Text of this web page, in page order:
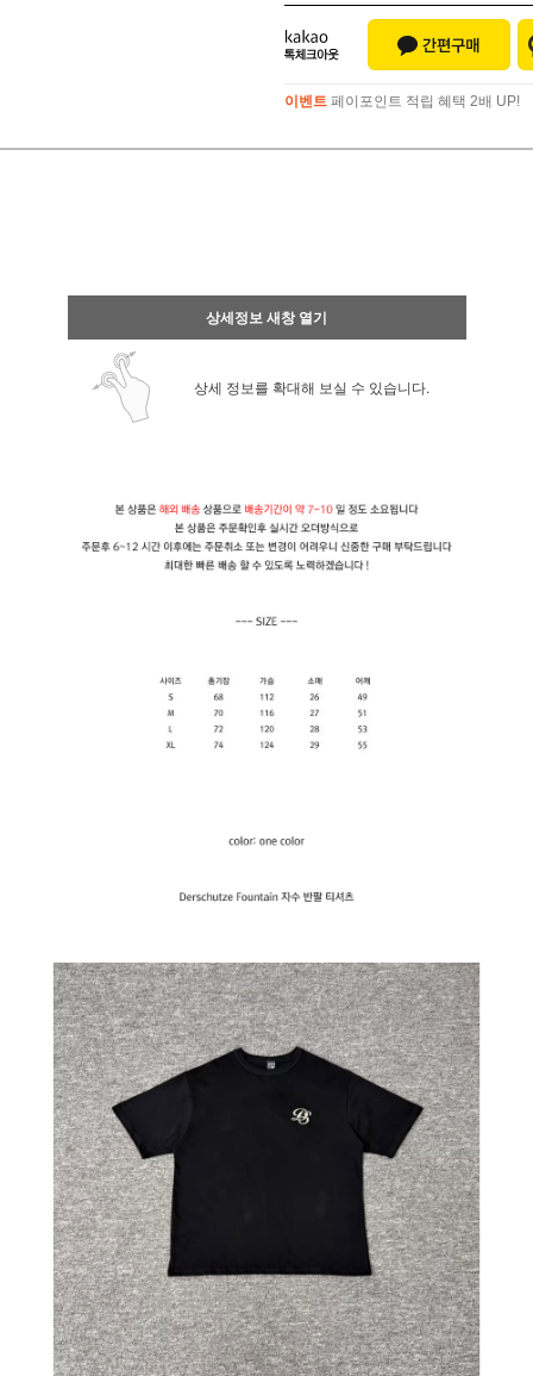
이벤트 페이포인트 적립 혜택 2배 UP!
상세정보 새창 열기
상세 정보를 확대해 보실 수 있습니다.